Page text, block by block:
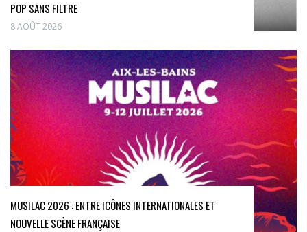
POP SANS FILTRE
8 AOÛT 2026
MUSILAC 2026 : ENTRE ICÔNES INTERNATIONALES ET
NOUVELLE SCÈNE FRANÇAISE